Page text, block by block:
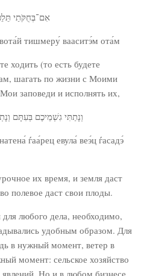
אִם־בְּחֻקֹּתַי
тишмеру́ вааситэ́м ота́м
ходить (то есть будете
шагать по жизни с Моими
заповеди и исполнять их,
וְנָתַתִּי גִשְׁמֵיכֶם בְּעִתָּם
ѓаа́рец евула́ веэ́ц ѓасадэ́
их время, и земля даст
полевое даст свои плоды.
для любого дела, необходимо,
удобным образом. Для
в нужный момент, ветер в
момент: сельское хозяйство
Но и в любом бизнесе,